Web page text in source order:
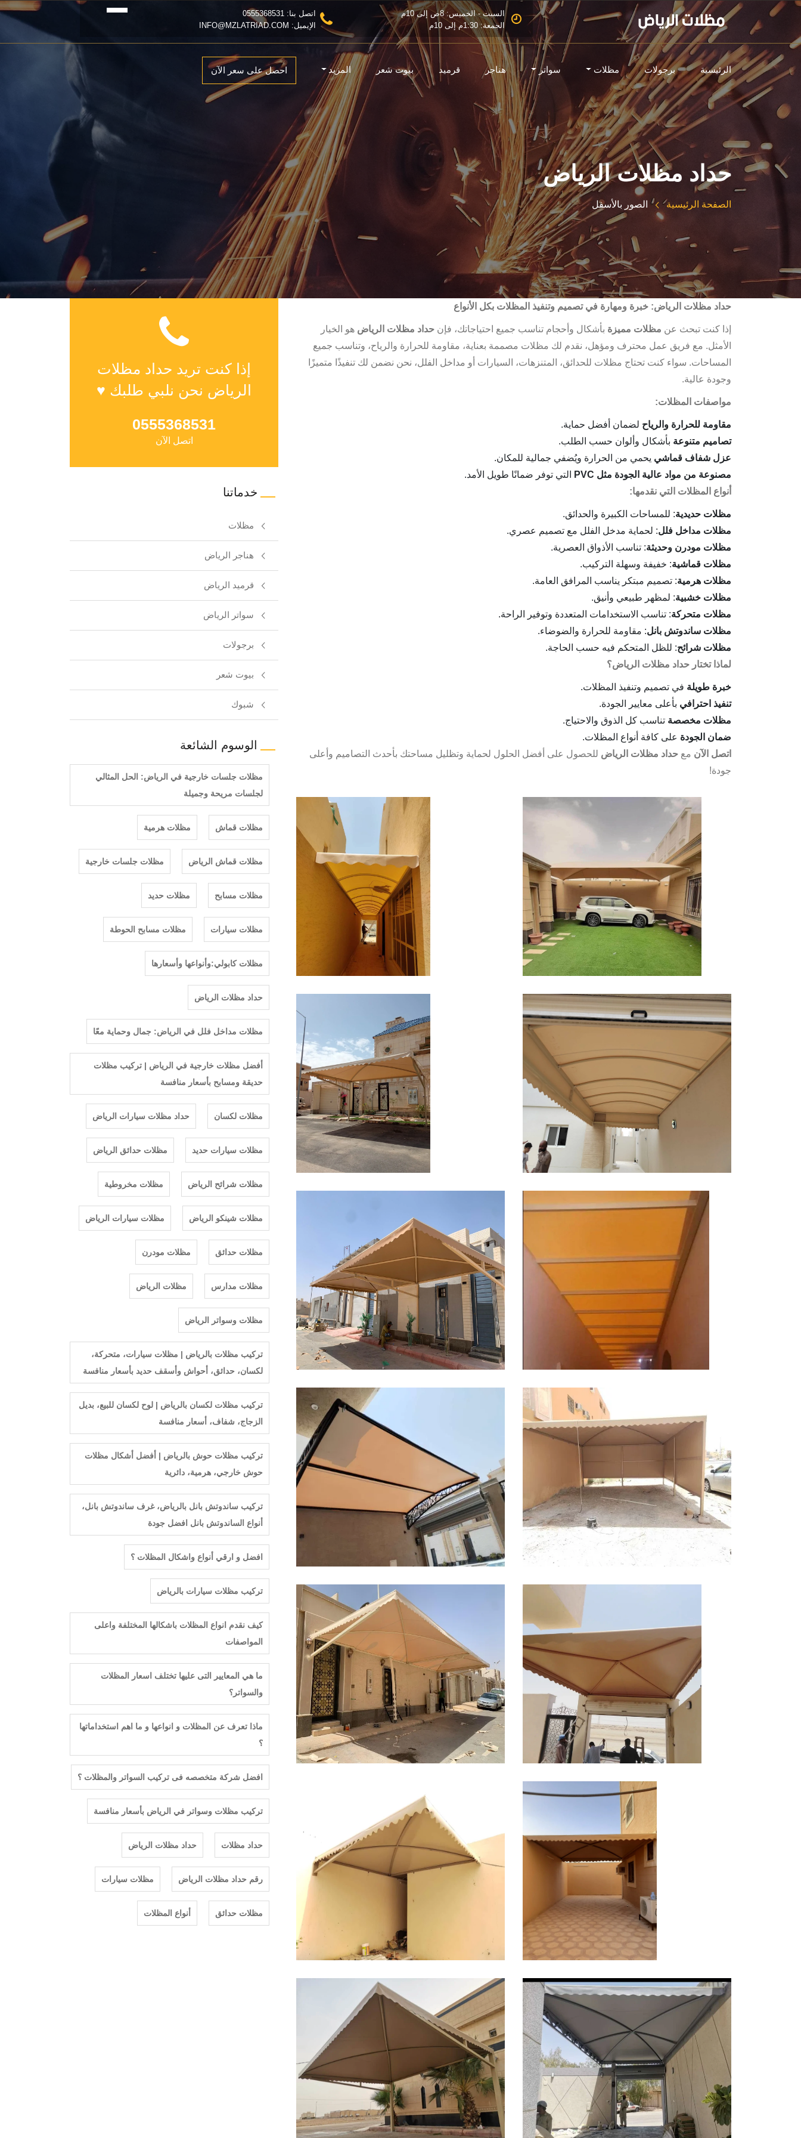
السبت - الخميس: 8ص إلى 10م
الجمعة: 1:30م إلى 10م
اتصل بنا: 0555368531
الإيميل: INFO@MZLATRIAD.COM
الرئيسية برجولات مظلات سواتر هناجر قرميد بيوت شعر المزيد احصل على سعر الآن
حداد مظلات الرياض
الصفحة الرئيسية الصور بالأسفل
حداد مظلات الرياض: خبرة ومهارة في تصميم وتنفيذ المظلات بكل الأنواع
إذا كنت تبحث عن مظلات مميزة بأشكال وأحجام تناسب جميع احتياجاتك، فإن حداد مظلات الرياض هو الخيار
الأمثل. مع فريق عمل محترف ومؤهل، نقدم لك مظلات مصممة بعناية، مقاومة للحرارة والرياح، وتناسب جميع
المساحات. سواء كنت تحتاج مظلات للحدائق، المتنزهات، السيارات أو مداخل الفلل، نحن نضمن لك تنفيذًا متميزًا
وجودة عالية.
مواصفات المظلات:
مقاومة للحرارة والرياح لضمان أفضل حماية.
تصاميم متنوعة بأشكال وألوان حسب الطلب.
عزل شفاف قماشي يحمي من الحرارة ويُضفي جمالية للمكان.
مصنوعة من مواد عالية الجودة مثل PVC
التي توفر ضمانًا طويل الأمد.
أنواع المظلات التي نقدمها:
مظلات حديدية: للمساحات الكبيرة والحدائق.
مظلات مداخل فلل: لحماية مدخل الفلل مع تصميم عصري.
مظلات مودرن وحديثة: تناسب الأذواق العصرية.
مظلات قماشية: خفيفة وسهلة التركيب.
مظلات هرمية: تصميم مبتكر يناسب المرافق العامة.
مظلات خشبية: لمظهر طبيعي وأنيق.
مظلات متحركة: تناسب الاستخدامات المتعددة وتوفير الراحة.
مظلات ساندوتش بانل: مقاومة للحرارة والضوضاء.
مظلات شرائح: للظل المتحكم فيه حسب الحاجة.
لماذا تختار حداد مظلات الرياض؟
خبرة طويلة في تصميم وتنفيذ المظلات.
تنفيذ احترافي بأعلى معايير الجودة.
مظلات مخصصة تناسب كل الذوق والاحتياج.
ضمان الجودة على كافة أنواع المظلات.
اتصل الآن مع حداد مظلات الرياض للحصول على أفضل الحلول لحماية وتظليل مساحتك بأحدث التصاميم وأعلى
جودة!
إذا كنت تريد حداد مظلات
الرياض نحن نلبي طلبك ♥
0555368531
اتصل الآن
خدماتنا
مظلات
هناجر الرياض
قرميد الرياض
سواتر الرياض
برجولات
بيوت شعر
شبوك
الوسوم الشائعة
مظلات جلسات خارجية في الرياض: الحل المثالي
لجلسات مريحة وجميلة
مظلات قماش مظلات هرمية
مظلات قماش الرياض مظلات جلسات خارجية
مظلات مسابح مظلات حديد
مظلات سيارات مظلات مسابح الحوطة
مظلات كابولي:وأنواعها وأسعارها
حداد مظلات الرياض
مظلات مداخل فلل في الرياض: جمال وحماية معًا
أفضل مظلات خارجية في الرياض | تركيب مظلات
حديقة ومسابح بأسعار منافسة
مظلات لكسان حداد مظلات سيارات الرياض
مظلات سيارات حديد مظلات حدائق الرياض
مظلات شرائح الرياض مظلات مخروطية
مظلات شينكو الرياض مظلات سيارات الرياض
مظلات حدائق مظلات مودرن
مظلات مدارس مظلات الرياض
مظلات وسواتر الرياض
تركيب مظلات بالرياض | مظلات سيارات، متحركة،
لكسان، حدائق، أحواش وأسقف حديد بأسعار منافسة
تركيب مظلات لكسان بالرياض | لوح لكسان للبيع، بديل
الزجاج، شفاف، أسعار منافسة
تركيب مظلات حوش بالرياض | أفضل أشكال مظلات
حوش خارجي، هرمية، دائرية
تركيب ساندوتش بانل بالرياض، غرف ساندوتش بانل،
أنواع الساندوتش بانل افضل جودة
افضل و ارقي أنواع واشكال المظلات ؟
ترکیب مظلات سيارات بالرياض
كيف نقدم انواع المظلات باشكالها المختلفة واعلى
المواصفات
ما هي المعايير التى عليها تختلف اسعار المظلات
والسواتر؟
ماذا تعرف عن المظلات و انواعها و ما اهم استخداماتها
؟
افضل شركة متخصصه فى تركيب السواتر والمظلات ؟
تركيب مظلات وسواتر في الرياض بأسعار منافسة
حداد مظلات حداد مظلات الرياض
رقم حداد مظلات الرياض مظلات سيارات
مظلات حدائق أنواع المظلات